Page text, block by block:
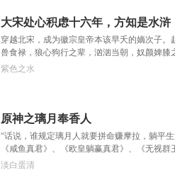
大宋处心积虑十六年，方知是水浒
穿越北宋，成为徽宗皇帝本该早夭的嫡次子
兽食禄，狼心狗行之辈，汹汹当朝，奴颜婢
他，说几十年前，曾在龙虎山放走过一窖妖
紫色之水
原神之璃月奉香人
“话说，谁规定璃月人就要拼命赚摩拉，躺平
《咸鱼真君》、《欧皇躺赢真君》、《无视
一刀劈死BOSS的大佬们多多担待。另，非洲
淡白蛋清